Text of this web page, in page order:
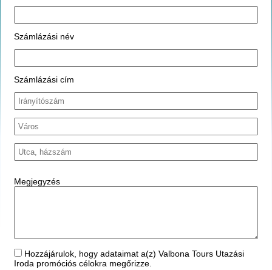
Számlázási név
Számlázási cím
Megjegyzés
Hozzájárulok, hogy adataimat a(z) Valbona Tours Utazási
Iroda promóciós célokra megőrizze.